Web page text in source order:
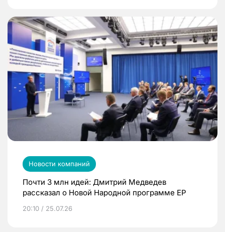
Новости компаний
Почти 3 млн идей: Дмитрий Медведев
рассказал о Новой Народной программе ЕР
20:10 / 25.07.26